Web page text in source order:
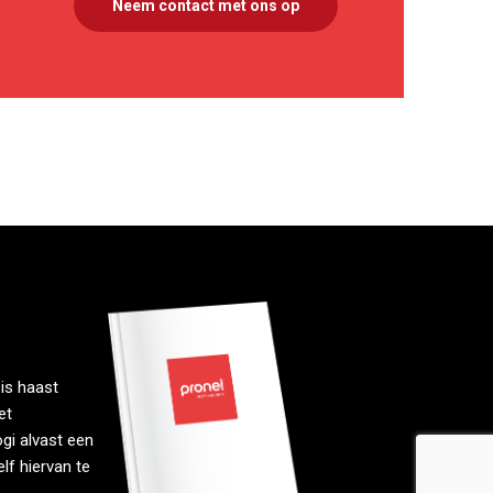
Neem contact met ons op
haast
alvast een
hiervan te